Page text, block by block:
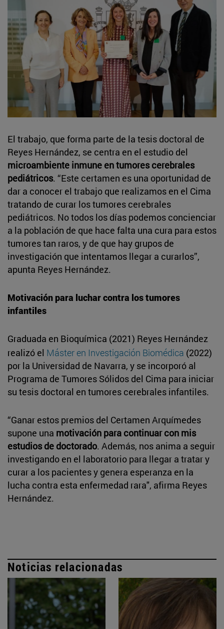
El trabajo, que forma parte de la tesis doctoral de
Reyes Hernández, se centra en el estudio del
microambiente inmune en tumores cerebrales
pediátricos. “Este certamen es una oportunidad de
dar a conocer el trabajo que realizamos en el Cima
tratando de curar los tumores cerebrales
pediátricos. No todos los días podemos concienciar
a la población de que hace falta una cura para estos
tumores tan raros, y de que hay grupos de
investigación que intentamos llegar a curarlos”,
apunta Reyes Hernández.
Motivación para luchar contra los tumores
infantiles
Graduada en Bioquímica (2021) Reyes Hernández
realizó el Máster en Investigación Biomédica (2022)
por la Universidad de Navarra, y se incorporó al
Programa de Tumores Sólidos del Cima para iniciar
su tesis doctoral en tumores cerebrales infantiles.
“Ganar estos premios del Certamen Arquímedes
supone una motivación para continuar con mis
estudios de doctorado. Además, nos anima a seguir
investigando en el laboratorio para llegar a tratar y
curar a los pacientes y genera esperanza en la
lucha contra esta enfermedad rara", afirma Reyes
Hernández.
Noticias relacionadas